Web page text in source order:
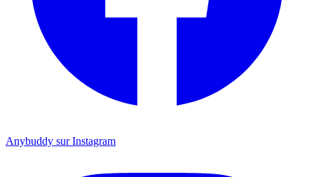
Anybuddy sur Instagram